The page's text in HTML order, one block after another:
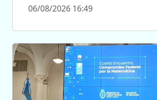
06/08/2026 16:49